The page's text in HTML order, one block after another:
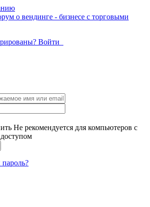
Войти
Не рекомендуется для компьютеров с